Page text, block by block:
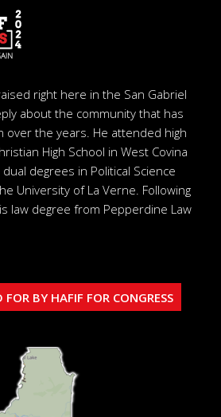
right here in the San Gabriel
about the community that has
over the years. He attended high
High School in West Covina
degrees in Political Science
University of La Verne. Following
law degree from Pepperdine Law
FOR BY HAFIF FOR CONGRESS